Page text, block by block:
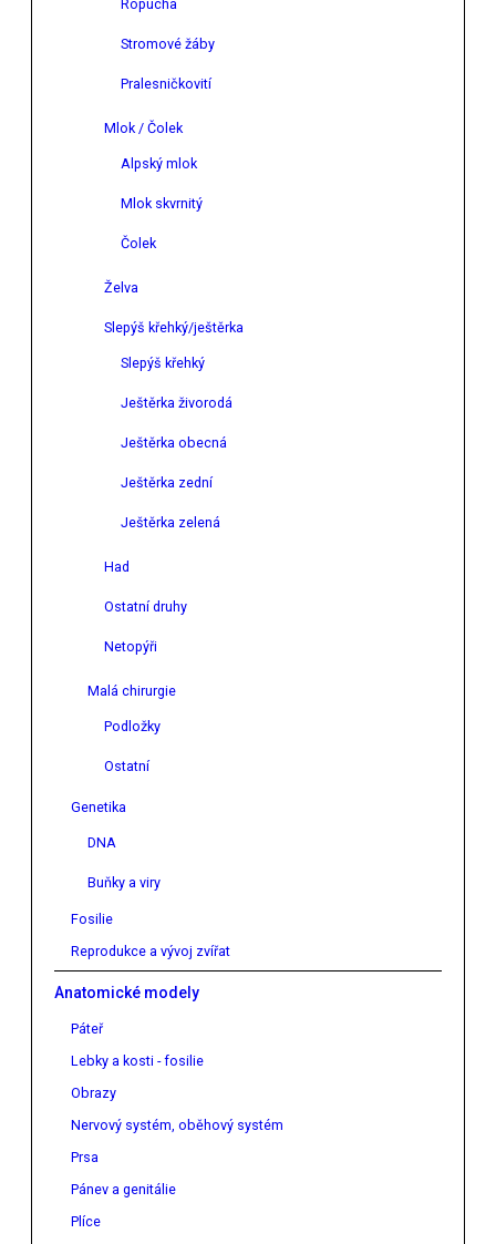
Ropucha
Stromové žáby
Pralesničkovití
Mlok / Čolek
Alpský mlok
Mlok skvrnitý
Čolek
Želva
Slepýš křehký/ještěrka
Slepýš křehký
Ještěrka živorodá
Ještěrka obecná
Ještěrka zední
Ještěrka zelená
Had
Ostatní druhy
Netopýři
Malá chirurgie
Podložky
Ostatní
Genetika
DNA
Buňky a viry
Fosilie
Reprodukce a vývoj zvířat
Anatomické modely
Páteř
Lebky a kosti - fosilie
Obrazy
Nervový systém, oběhový systém
Prsa
Pánev a genitálie
Plíce